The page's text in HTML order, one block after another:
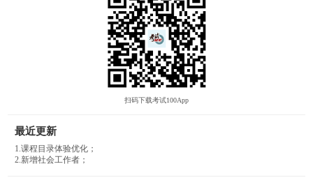
扫码下载考试100App
最近更新
1.课程目录体验优化；
2.新增社会工作者；